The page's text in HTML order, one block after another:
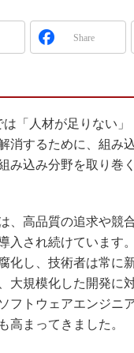
EdgeTech+
車載ソフト開発
ISO26262
デジタルツインとCAE
S＆OP
製造業ビッグデータ
メイドインジャパン
知財マネジメント
海外生産
Share
「人材が足りない」
消するために、組み
み込み分野を取り巻
、高品質の追求や競
入され続けています
化し、技術者は常に
規模化した開発に
フトウェアエンジニ
高まってきました。